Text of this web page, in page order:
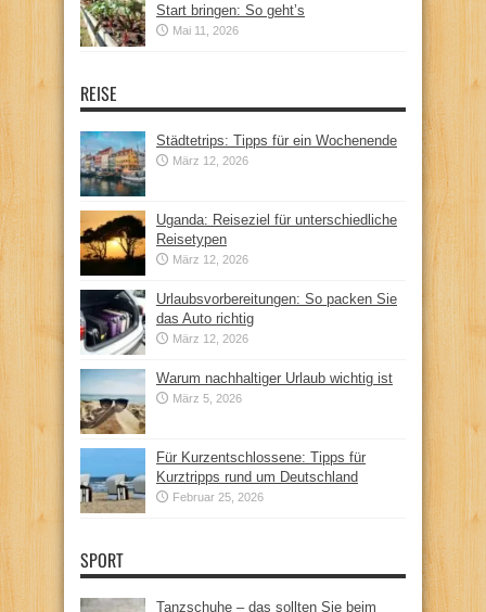
Start bringen: So geht’s
Mai 11, 2026
REISE
Städtetrips: Tipps für ein Wochenende
März 12, 2026
Uganda: Reiseziel für unterschiedliche
Reisetypen
März 12, 2026
Urlaubsvorbereitungen: So packen Sie
das Auto richtig
März 12, 2026
Warum nachhaltiger Urlaub wichtig ist
März 5, 2026
Für Kurzentschlossene: Tipps für
Kurztripps rund um Deutschland
Februar 25, 2026
SPORT
Tanzschuhe – das sollten Sie beim